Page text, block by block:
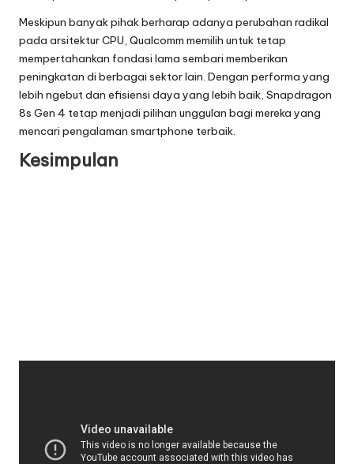
Meskipun banyak pihak berharap adanya perubahan radikal
pada arsitektur CPU, Qualcomm memilih untuk tetap
mempertahankan fondasi lama sembari memberikan
peningkatan di berbagai sektor lain. Dengan performa yang
lebih ngebut dan efisiensi daya yang lebih baik, Snapdragon
8s Gen 4 tetap menjadi pilihan unggulan bagi mereka yang
mencari pengalaman smartphone terbaik.
Kesimpulan